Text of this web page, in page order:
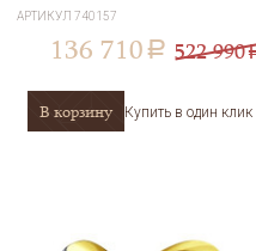
АРТИКУЛ 740157
136 710 a 522 990
В корзину Купить в один клик